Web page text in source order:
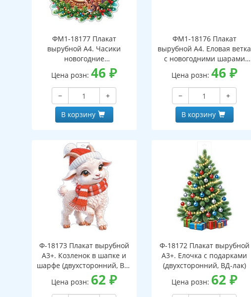
ФМ1-18177 Плакат
вырубной А4. Часики
новогодние
(двухсторонний, ВД-лак)
Цена розн:46₽
−
+
В корзину
ФМ1-18176 Плакат
вырубной А4. Еловая ветка
с новогодними шарами
(двухсторонний, ВД-лак)
Цена розн:46₽
−
+
В корзину
Ф-18173 Плакат вырубной
А3+. Козленок в шапке и
шарфе (двухсторонний, ВД-
Цена розн: 62₽
Ф-18172 Плакат вырубной
А3+. Елочка с подарками
(двухсторонний, ВД-лак)
Цена розн: 62₽